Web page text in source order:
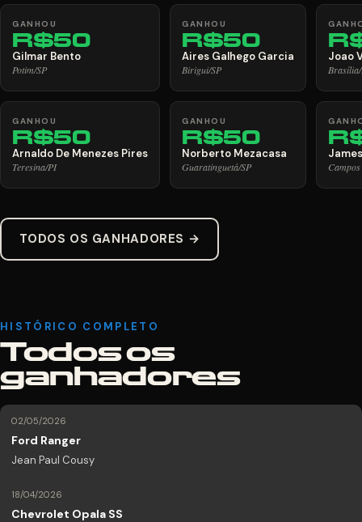
GANHOU
R$50
Gilmar Bento
Potim/SP
GANHOU
R$50
Arnaldo De Menezes Pires
Teresina/PI
GANHOU
R$50
Aires Galhego Garcia
Birigui/SP
GANHOU
R$50
Norberto Mezacasa
Guaratinguetá/SP
Joao
TODOS OS GANHADORES →
HISTÓRICO COMPLETO
Todos os
ganhadores
02/05/2026
Ford Ranger
Jean Paul Cousy
18/04/2026
Chevrolet Opala SS